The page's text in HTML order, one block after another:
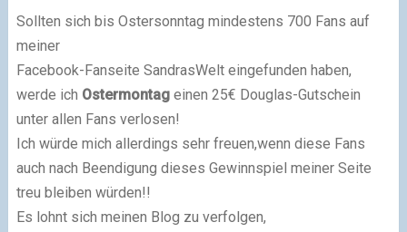
Sollten sich bis Ostersonntag mindestens 700 Fans auf
meiner
Facebook-Fanseite SandrasWelt eingefunden haben,
werde ich Ostermontag einen 25€ Douglas-Gutschein
unter allen Fans verlosen!
Ich würde mich allerdings sehr freuen,wenn diese Fans
auch nach Beendigung dieses Gewinnspiel meiner Seite
treu bleiben würden!!
Es lohnt sich meinen Blog zu verfolgen,